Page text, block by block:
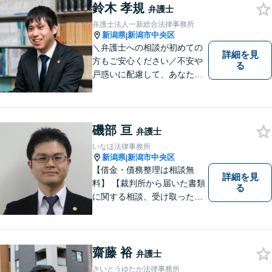
個人の方も法人の方も、お気
軽にご相談ください。
鈴木 孝規 弁護士
弁護士法人一新総合法律事務所
新潟県|新潟市中央区
＼弁護士への相談が初めての
方もご安心ください／不安や
戸惑いに配慮して、あなたの
続・債務整理・不貞慰謝料は
相談料初回無料】
詳細を見
る
磯部 亘 弁護士
いなほ法律事務所
新潟県|新潟市中央区
【借金・債務整理は相談無
料】 【裁判所から届いた書類
に関する相談、受け取った督
ーな対応を心がけておりま
す。相談先をお探しの方もお
詳細を見
る
齋藤 裕 弁護士
さいとうゆたか法律事務所